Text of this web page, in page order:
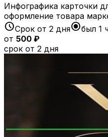
Инфографика карточки
оформление товара
scheduleСрок от 2 дняradio_button_checkedбыл 1
от 500 ₽
срок от 2 дня